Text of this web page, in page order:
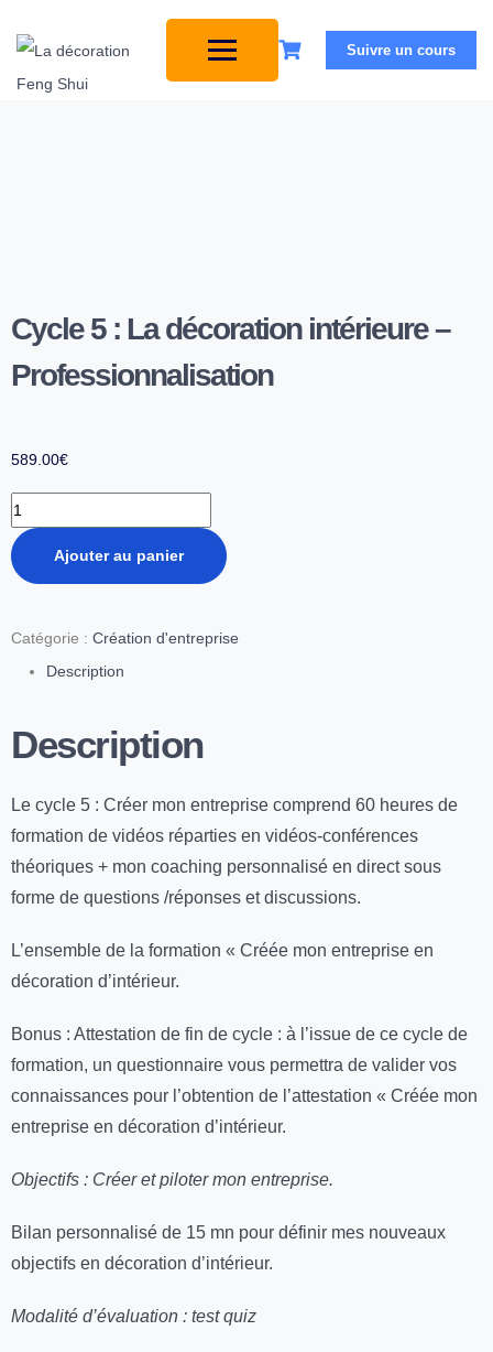
Suivre un cours
Cycle 5 : La décoration intérieure –
Professionnalisation
589.00€
Ajouter au panier
Catégorie : Création d'entreprise
Description
Description
Le cycle 5 : Créer mon entreprise comprend 60 heures de
formation de vidéos réparties en vidéos-conférences
théoriques + mon coaching personnalisé en direct sous
forme de questions /réponses et discussions.
L’ensemble de la formation « Créée mon entreprise en
décoration d’intérieur.
Bonus : Attestation de fin de cycle : à l’issue de ce cycle de
formation, un questionnaire vous permettra de valider vos
connaissances pour l’obtention de l’attestation « Créée mon
entreprise en décoration d’intérieur.
Objectifs : Créer et piloter mon entreprise.
Bilan personnalisé de 15 mn pour définir mes nouveaux
objectifs en décoration d’intérieur.
Modalité d’évaluation : test quiz